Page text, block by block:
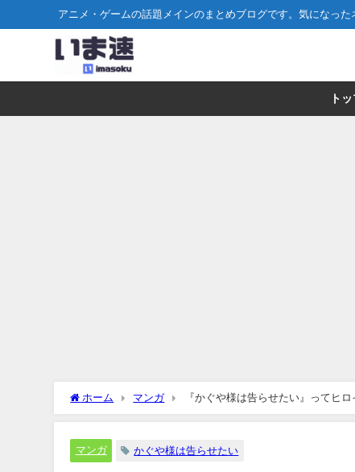
アニメ・ゲームの話題メインのまとめブログです。気になっ
ト
ホーム マンガ 『かぐや様は告らせたい』ってヒ
マンガ かぐや様は告らせたい